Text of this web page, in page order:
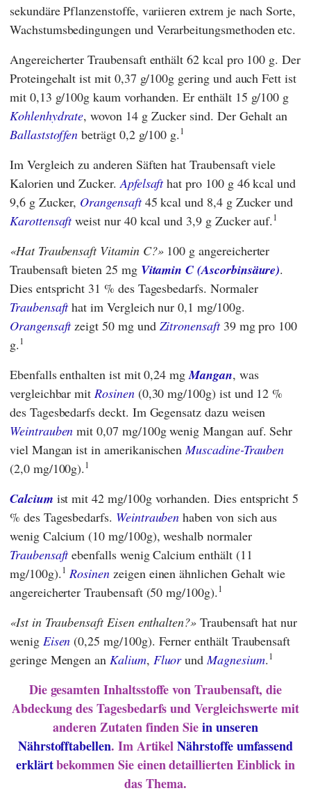
sekundäre Pflanzenstoffe, variieren extrem je nach Sorte,
Wachstumsbedingungen und Verarbeitungsmethoden etc.
Angereicherter Traubensaft enthält 62 kcal pro 100 g. Der
Proteingehalt ist mit 0,37 g/100g gering und auch Fett ist
mit 0,13 g/100g kaum vorhanden. Er enthält 15 g/100 g
Kohlenhydrate, wovon 14 g Zucker sind. Der Gehalt an
Ballaststoffen beträgt 0,2 g/100 g.1
Im Vergleich zu anderen Säften hat Traubensaft viele
Kalorien und Zucker.Apfelsafthat pro 100 g 46 kcal und
9,6 g Zucker, Orangensaft45 kcal und 8,4 g Zucker und
Karottensaftweist nur 40 kcal und 3,9 g Zucker auf.1
Hat Traubensaft Vitamin C? 100 g angereicherter
Traubensaft bieten 25 mg Vitamin C (Ascorbinsäure).
Dies entspricht 31 % des Tagesbedarfs. Normaler
Traubensafthat im Vergleich nur 0,1 mg/100g.
Orangensaftzeigt 50 mg und Zitronensaft39 mg pro 100
g.1
Ebenfalls enthalten ist mit 0,24 mgMangan, was
vergleichbar mitRosinen(0,30 mg/100g) ist und 12 %
des Tagesbedarfs deckt. Im Gegensatz dazu weisen
Weintrauben mit 0,07 mg/100g wenig Mangan auf. Sehr
viel Mangan ist in amerikanischenMuscadine-Trauben
(2,0 mg/100g).1
Calcium ist mit 42 mg/100g vorhanden. Dies entspricht 5
% des Tagesbedarfs. Weintrauben haben von sich aus
wenig Calcium (10 mg/100g), weshalb normaler
Traubensaftebenfalls wenig Calcium enthält (11
mg/100g).1 Rosinen zeigen einen ähnlichen Gehalt wie
angereicherter Traubensaft (50 mg/100g).1
Ist in Traubensaft Eisen enthalten? Traubensaft hat nur
wenig Eisen (0,25 mg/100g). Ferner enthält Traubensaft
geringe Mengen anKalium, FluorundMagnesium.1
Die gesamten Inhaltsstoffe von Traubensaft, die
Abdeckung des Tagesbedarfs und Vergleichswerte mit
anderen Zutaten finden Siein unseren
Nährstofftabellen. Im ArtikelNährstoffe umfassend
erklärtbekommen Sie einen detaillierten Einblick in
das Thema.